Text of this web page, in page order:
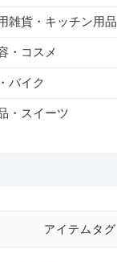
雑貨・キッチン用品
・コスメ
バイク
・スイーツ
アイテムタグ